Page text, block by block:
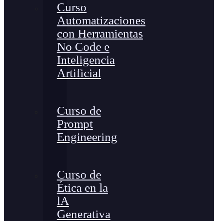
Curso
Automatizaciones
con Herramientas
No Code e
Inteligencia
Artificial
Curso de
Prompt
Engineering
Curso de
Ética en la
lA
Generativa